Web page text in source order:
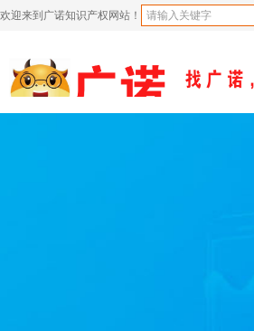
欢迎来到广诺知识产权网站！